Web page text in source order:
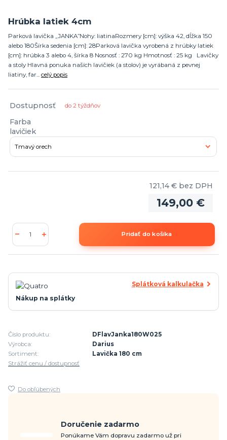
Hrúbka latiek 4cm
Parková lavička „JANKA”Nohy: liatinaRozmery [cm]: výška 42, dĺžka 150
alebo 180Šírka sedenia [cm]: 28Parková lavička vyrobená z hrúbky latiek
[cm]: hrúbka 3 alebo 4, šírka 8 Nosnosť : 270 kg Hmotnosť : 25 kg Lavičky
a stoly Hlavná ponuka naších lavičiek (a stolov) je vyrábaná z pevnej
liatiny, far... celý popis
Dostupnosť do 2 týždňov
Farba
lavičiek
149,00 €
121,14 € bez DPH
Pridať do košíka
Splátková kalkulačka
Nákup na splátky
Číslo produktu:
DFlavJanka180W025
Výrobca:
Darius
Sortiment:
Lavička 180 cm
Strážiť cenu / dostupnosť
Do obľúbených
Doručenie zadarmo
Ponúkame Vám dopravu zadarmo už pri